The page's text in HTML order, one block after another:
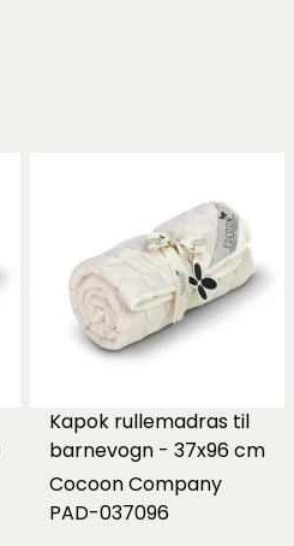
Kapok rullemadras til
barnevogn - 37x96 cm
Cocoon Company
PAD-037096